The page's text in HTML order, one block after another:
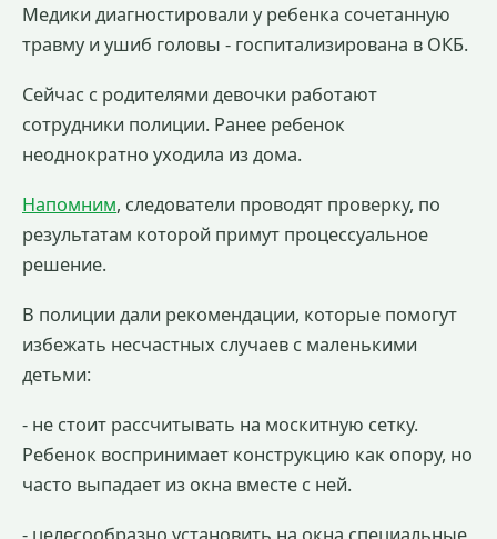
Медики диагностировали у ребенка сочетанную
травму и ушиб головы - госпитализирована в ОКБ.
Сейчас с родителями девочки работают
сотрудники полиции. Ранее ребенок
неоднократно уходила из дома.
Напомним, следователи проводят проверку, по
результатам которой примут процессуальное
решение.
В полиции дали рекомендации, которые помогут
избежать несчастных случаев с маленькими
детьми:
- не стоит рассчитывать на москитную сетку.
Ребенок воспринимает конструкцию как опору, но
часто выпадает из окна вместе с ней.
- целесообразно установить на окна специальные